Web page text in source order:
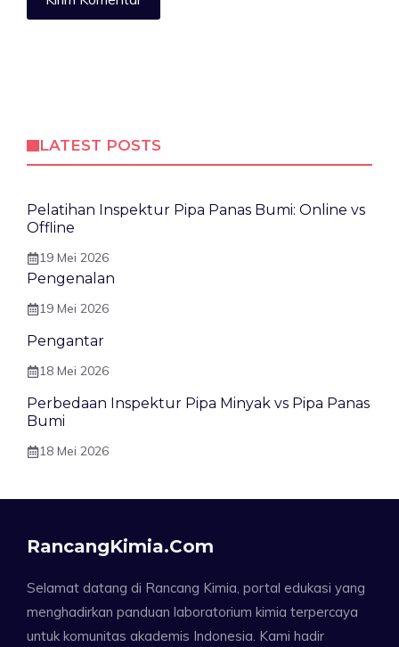
LATEST POSTS
Pelatihan Inspektur Pipa Panas Bumi: Online vs
Offline
19 Mei 2026
Pengenalan
19 Mei 2026
Pengantar
18 Mei 2026
Perbedaan Inspektur Pipa Minyak vs Pipa Panas
Bumi
18 Mei 2026
RancangKimia.com
Selamat datang di Rancang Kimia, portal edukasi yang
menghadirkan panduan laboratorium kimia terpercaya
untuk komunitas akademis Indonesia. Kami hadir